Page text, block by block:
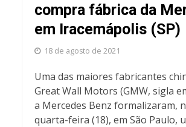
compra fábrica da
em Iracemápolis (SP)
18 de agosto de 2021
Uma das maiores fabricantes
Great Wall Motors (GMW, sigla
a Mercedes Benz formalizaram,
quarta-feira (18), em São Paulo,